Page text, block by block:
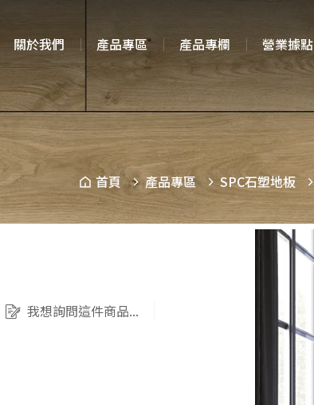
關於我們 產品專區 產品專欄 營業據點
首頁 產品專區 SPC石塑地板
我想詢問這件商品...